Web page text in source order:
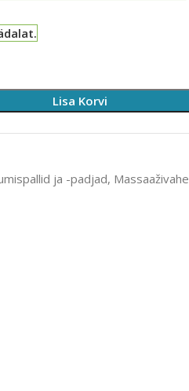
Lisa Korvi
ja -padjad,